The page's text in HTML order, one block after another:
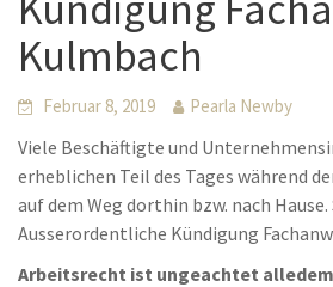
Kulmbach
Februar 8, 2019 Pearla Newby
Viele Beschäftigte und
erheblichen Teil des Tages während
auf dem Weg dorthin bzw. nach Hause.
Ausserordentliche Kündigung
Arbeitsrecht ist ungeachtet